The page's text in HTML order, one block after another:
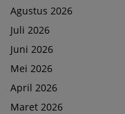
Agustus 2026
Juli 2026
Juni 2026
Mei 2026
April 2026
Maret 2026